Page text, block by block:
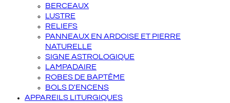
BERCEAUX
LUSTRE
RELIEFS
PANNEAUX EN ARDOISE ET PIERRE
NATURELLE
SIGNE ASTROLOGIQUE
LAMPADAIRE
ROBES DE BAPTÊME
BOLS D'ENCENS
APPAREILS LITURGIQUES